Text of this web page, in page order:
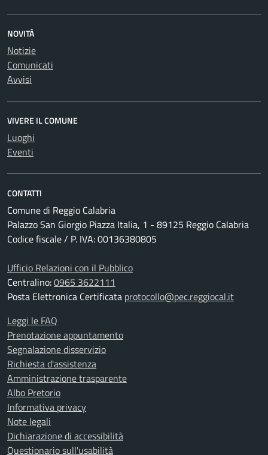
NOVITÀ
Notizie
Comunicati
Avvisi
VIVERE IL COMUNE
Luoghi
Eventi
CONTATTI
Comune di Reggio Calabria
Palazzo San Giorgio Piazza Italia, 1 - 89125 Reggio Calabria
Codice fiscale / P. IVA: 00136380805
Ufficio Relazioni con il Pubblico
Centralino:0965 3622111
Posta Elettronica Certificata protocollo@pec.reggiocal.it
Leggi le FAQ
Prenotazione appuntamento
Segnalazione disservizio
Richiesta d'assistenza
Amministrazione trasparente
Albo Pretorio
Informativa privacy
Note legali
Dichiarazione di accessibilità
Questionario sull'usabilità